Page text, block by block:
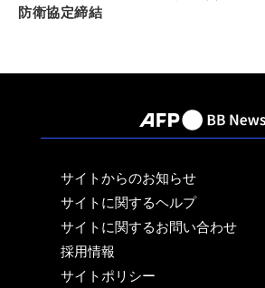
防衛協定締結
サイトからのお知らせ
サイトに関するヘルプ
サイトに関するお問い合わせ
採用情報
サイトポリシー